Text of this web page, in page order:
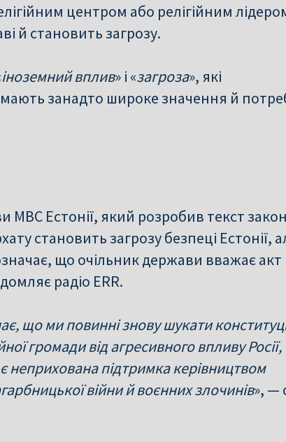
центром або релігійним
й становить загрозу.
іноземний вплив» і «загроза», які
занадто широке значення й
МВС Естонії, який розробив текст
становить загрозу безпеці Естонії,
що очільник держави вважає акт
радіо ERR.
що ми повинні знову шукати
громади від агресивного впливу Росії,
неприхована підтримка керівництвом
війни й воєнних злочинів», —